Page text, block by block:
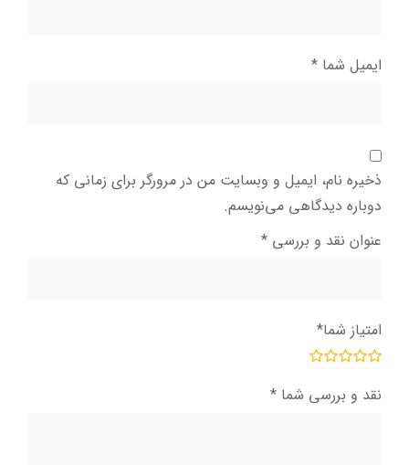
ایمیل شما *
ذخیره نام، ایمیل و وبسایت من در مرورگر برای زمانی که
دوباره دیدگاهی می‌نویسم.
عنوان نقد و بررسی *
امتیاز شما*
نقد و بررسی شما *